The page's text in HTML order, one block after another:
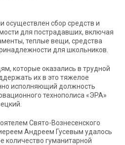
осуществлен сбор средств и
для пострадавших, включая
теплые вещи, средства
для школьников.
которые оказались в трудной
их в это тяжелое
исполняющий должность
технополиса «ЭРА»
Свято-Вознесенского
Андреем Гусевым удалось
количество гуманитарной